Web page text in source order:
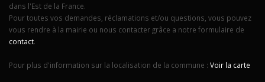
dans l'Est de la France.
Pour toutes vos demandes, réclamations et/ou questions, vous pouvez
vous rendre à la mairie ou nous contacter grâce a notre formulaire de
contact.
Pour plus d'information sur la localisation de la commune : Voir la carte